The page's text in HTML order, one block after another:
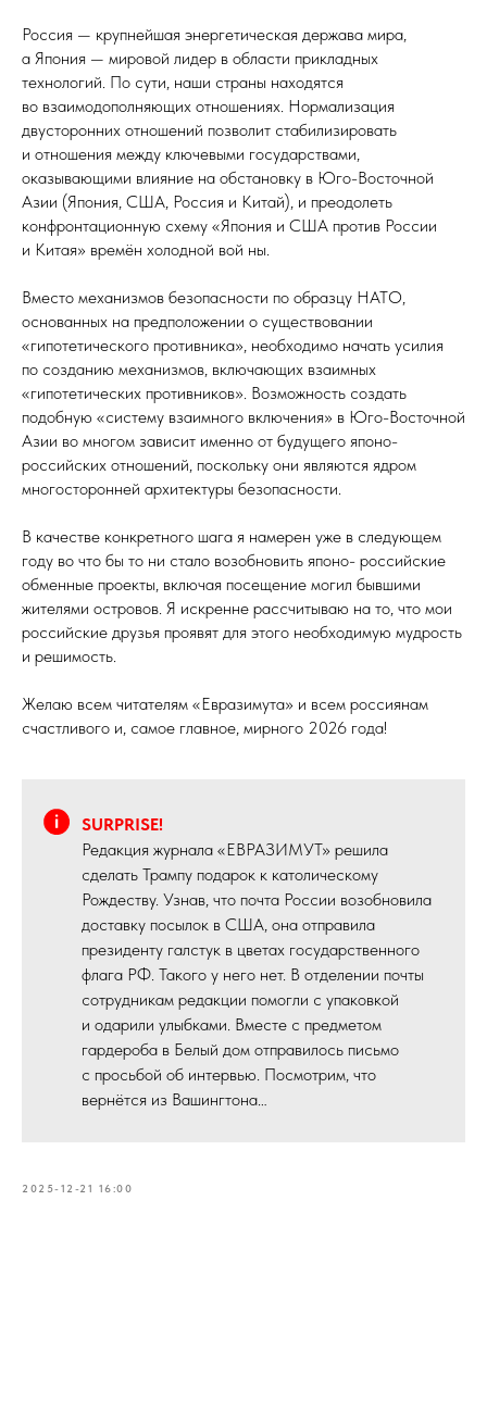
Россия — крупнейшая энергетическая держава мира,
а Япония — мировой лидер в области прикладных
технологий. По сути, наши страны находятся
во взаимодополняющих отношениях. Нормализация
двусторонних отношений позволит стабилизировать
и отношения между ключевыми государствами,
оказывающими влияние на обстановку в Юго-Восточной
Азии (Япония, США, Россия и Китай), и преодолеть
конфронтационную схему «Япония и США против России
и Китая» времён холодной вой ны.
Вместо механизмов безопасности по образцу НАТО,
основанных на предположении о существовании
«гипотетического противника», необходимо начать усилия
по созданию механизмов, включающих взаимных
«гипотетических противников». Возможность создать
подобную «систему взаимного включения» в Юго-Восточной
Азии во многом зависит именно от будущего японо-
российских отношений, поскольку они являются ядром
многосторонней архитектуры безопасности.
В качестве конкретного шага я намерен уже в следующем
году во что бы то ни стало возобновить японо- российские
обменные проекты, включая посещение могил бывшими
жителями островов. Я искренне рассчитываю на то, что мои
российские друзья проявят для этого необходимую мудрость
и решимость.
Желаю всем читателям «Евразимута» и всем россиянам
счастливого и, самое главное, мирного 2026 года!
SURPRISE!
Редакция журнала «ЕВРАЗИМУТ» решила
сделать Трампу подарок к католическому
Рождеству. Узнав, что почта России возобновила
доставку посылок в США, она отправила
президенту галстук в цветах государственного
флага РФ. Такого у него нет. В отделении почты
сотрудникам редакции помогли с упаковкой
и одарили улыбками. Вместе с предметом
гардероба в Белый дом отправилось письмо
с просьбой об интервью. Посмотрим, что
вернётся из Вашингтона…
2025-12-21 16:00